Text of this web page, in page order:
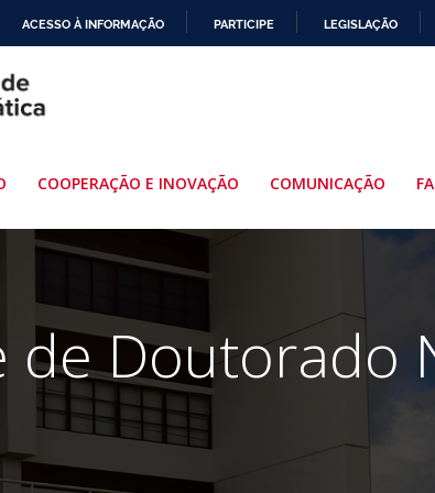
ACESSO À INFORMAÇÃO PARTICIPE LEGISLAÇÃO
COOPERAÇÃO E INOVAÇÃO COMUNICAÇÃO
de Doutorado